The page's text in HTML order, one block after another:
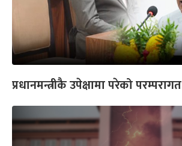
प्रधानमन्त्रीकै उपेक्षामा परेको